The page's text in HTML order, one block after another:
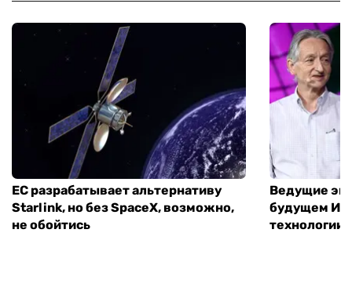
ЕС разрабатывает альтернативу
Starlink, но без SpaceX, возможно,
не обойтись
Ведущие
будущем
технологии